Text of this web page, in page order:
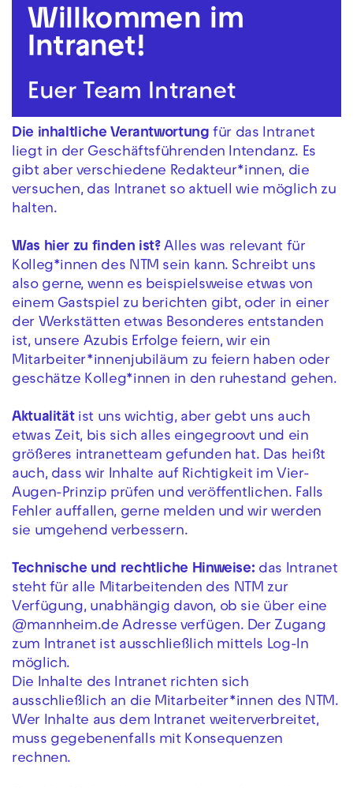
Zur Hauptnavigation springen
Zum Hauptinhalt springen
Willkommen im
Intranet!
Euer Team Intranet
Die inhaltliche Verantwortung für das Intranet
liegt in der Geschäftsführenden Intendanz. Es
gibt aber verschiedene Redakteur*innen, die
versuchen, das Intranet so aktuell wie möglich zu
halten.
Was hier zu finden ist?Alles was relevant für
Kolleg*innen des NTM sein kann. Schreibt uns
also gerne, wenn es beispielsweise etwas von
einem Gastspiel zu berichten gibt, oder in einer
der Werkstätten etwas Besonderes entstanden
ist, unsere Azubis Erfolge feiern, wir ein
Mitarbeiter*innenjubiläum zu feiern haben oder
geschätze Kolleg*innen in den ruhestand gehen.
Aktualität ist uns wichtig, aber gebt uns auch
etwas Zeit, bis sich alles eingegroovt und ein
größeres intranetteam gefunden hat. Das heißt
auch, dass wir Inhalte auf Richtigkeit im Vier-
Augen-Prinzip prüfen und veröffentlichen. Falls
Fehler auffallen, gerne melden und wir werden
sie umgehend verbessern.
Technische und rechtliche Hinweise: das Intranet
steht für alle Mitarbeitenden des NTM zur
Verfügung, unabhängig davon, ob sie über eine
@mannheim.de Adresse verfügen. Der Zugang
zum Intranet ist ausschließlich mittels Log-In
möglich.
Die Inhalte des Intranet richten sich
ausschließlich an die Mitarbeiter*innen des NTM.
Wer Inhalte aus dem Intranet weiterverbreitet,
muss gegebenenfalls mit Konsequenzen
rechnen.